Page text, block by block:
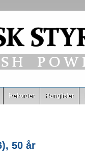
Rekorder Ranglister
50 år